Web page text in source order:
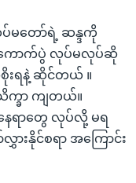
မတော်ရဲ့ ဆန္ဒကို
ကောက်ပွဲ လုပ်မလုပ်ဆို
ရနဲ့ ဆိုင်တယ် ။
က္ခာ ကျတယ်။
ေရာတွေ လုပ်လို့ မရ
ားနိုင်စရာ အကြောင်း